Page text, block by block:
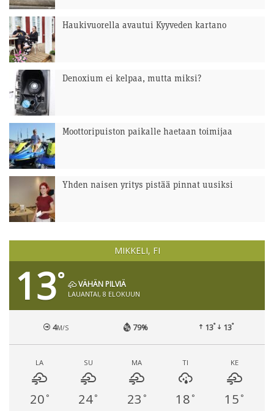
Haukivuorella avautui Kyyveden kartano
Denoxium ei kelpaa, mutta miksi?
Moottoripuiston paikalle haetaan toimijaa
Yhden naisen yritys pistää pinnat uusiksi
MIKKELI, FI
13° VÄHÄN PILVIÄ
LAUANTAI, 8 ELOKUUN
4M/S 79% 13° 13°
LA
20 °
SU
24°
MA
23 °
TI
18 °
KE
15 °